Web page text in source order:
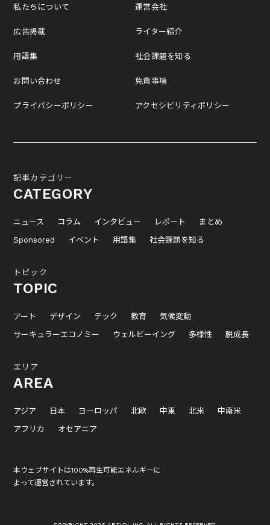
私たちについて
広告掲載
用語集
お問い合わせ
プライバシーポリシー
運営会社
ライター紹介
社会課題を知る
免責事項
アクセシビリティポリシー
記事カテゴリー
CATEGORY
ニュース コラム インタビュー レポート
まとめ
Sponsored
イベント 用語集 社会課題を知る
トピック
TOPIC
アート デザイン テック 教育
気候変動
サーキュラーエコノミー
ウェルビーイング 多様性 脱成長
エリア
AREA
アジア 日本 ヨーロッパ 北欧 中東 北米
中南米
アフリカ
オセアニア
本ウェブサイトは100%再生可能エネルギーに
よって運営されています。